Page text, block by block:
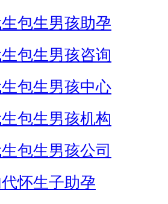
包生男孩助孕
包生男孩咨询
包生男孩中心
包生男孩机构
包生男孩公司
怀生子助孕